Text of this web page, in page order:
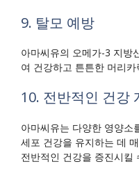
9. 탈모 예방
아마씨유의 오메가-3 지방
여 건강하고 튼튼한 머리
10. 전반적인 건강
아마씨유는 다양한 영양소
세포 건강을 유지하는 데
전반적인 건강을 증진시킬